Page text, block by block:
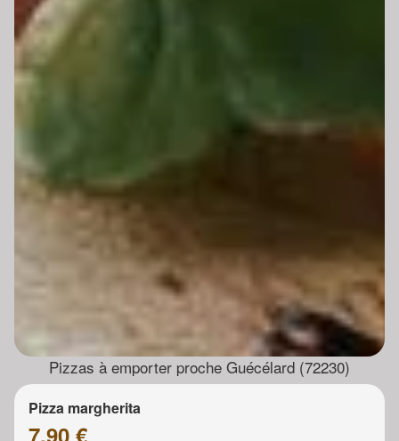
Pizzas à emporter proche Guécélard (72230)
Pizza margherita
7.90 €